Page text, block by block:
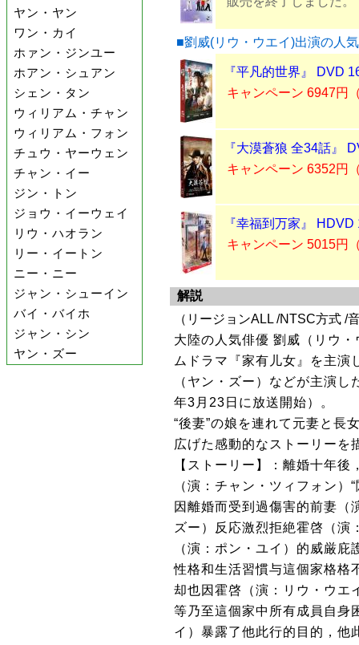
ヤン・ヤン
ワン・カイ
ホァン・ジンユー
ホアン・シュアン
シェン・タン
ウィリアム・チャン
ウィリアム・フォン
チュウ・ヤーウェン
チャン・イー
ジン・トン
ジョウ・イーウェイ
リウ・ハオラン
リー・イートン
ニー・ニー
ジャン・シューイン
バイ・バイホ
ジャン・シン
ヤン・ズー
■劉威(リウ・ウエイ)出演の人
『平凡的世界』 DVD
キャンペーン 6947円
『大漠蒼狼 全34話』
キャンペーン 6352円
『幸福到万家』 HDVD
キャンペーン 5015円
解説
（リージョンALL /NTSC方式 /
大陸の人気俳優 劉威（リウ
ムドラマ『家有儿女』を主演
（ヤン・ズー）などが主演
年3月23日に放送開始）。
“後妻”の娘を連れて元妻と長
広げた感動的なストーリーを
【ストーリー】：離婚十年
（演：チャン・ツィフォン
因離婚而受到過傷害的前妻（
ズー）反応激烈拒絶霍啓（演
（演：ポン・ユイ）的威厳
性格和生活習慣与這個家格格
却也因霍啓（演：リウ・ウエ
等乃至這個家中所有成員自身
イ）暴露了他此行的目的，他